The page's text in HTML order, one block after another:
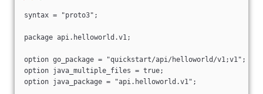
syntax = "proto3";
package api.helloworld.v1;
option go_package = "quickstart/api/helloworld/v1;v1";
option java_multiple_files = true;
option java_package = "api.helloworld.v1";